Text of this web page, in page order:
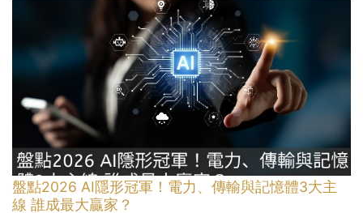
盤點2026 AI隱形冠軍！電力、傳輸與記憶體3大主
線 誰成最大贏家？